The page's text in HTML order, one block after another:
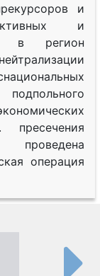
и
и
в регион
подпольного
проведена
операция